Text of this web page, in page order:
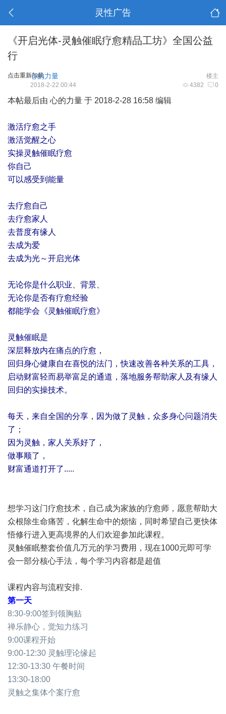
灵性广告
《开启光体-灵触催眠疗愈精品工坊》全国公益
行
点击重新加载 楼主
心的力量
4382 0
2018-2-22 00:44
本帖最后由 心的力量 于 2018-2-28 16:58 编辑
激活疗愈之手
激活觉醒之心
实操灵触催眠疗愈
你自己
可以感受到能量
去疗愈自己
去疗愈家人
去普度有缘人
去成为爱
去成为光～开启光体
无论你是什么职业、背景、
无论你是否有疗愈经验
都能学会《灵触催眠疗愈》
灵触催眠是
深层释放内在痛点的疗愈，
回归身心健康自在喜悦的法门，快速改善各种关系的工具，
启动财富轻而易举富足的通道，落地服务帮助家人及有缘人
回归的实操技术。
每天，来自全国的分享，因为做了灵触，众多身心问题消失
了；
因为灵触，家人关系好了，
做事顺了，
财富通道打开了.....
想学习这门疗愈技术，自己成为家族的疗愈师，愿意帮助大
众根除生命痛苦，化解生命中的烦恼，同时希望自己更快体
悟修行进入更高境界的人们欢迎参加此课程。
灵触催眠整套价值几万元的学习费用，现在1000元即可学
会一部分核心手法，每个学习内容都是超值
课程内容与流程安排.
第一天
8:30-9:00签到领胸贴
禅乐静心，觉知力练习
9:00课程开始
9:00-12:30 灵触理论缘起
12:30-13:30 午餐时间
13:30-18:00
灵触之集体个案疗愈